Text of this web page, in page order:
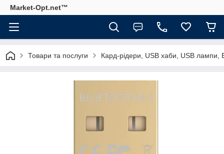
Market-Opt.net™
Товари та послуги Кард-рідери, USB хаби, USB лампи,